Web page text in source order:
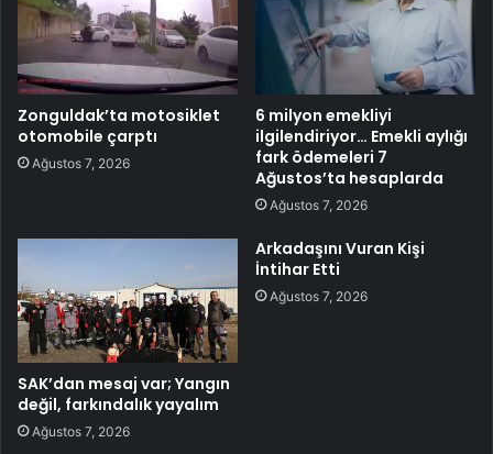
Zonguldak’ta motosiklet
otomobile çarptı
Ağustos 7, 2026
6 milyon emekliyi
ilgilendiriyor… Emekli aylığı
fark ödemeleri 7
Ağustos’ta hesaplarda
Ağustos 7, 2026
SAK’dan mesaj var; Yangın
değil, farkındalık yayalım
Ağustos 7, 2026
Arkadaşını Vuran Kişi
İntihar Etti
Ağustos 7, 2026